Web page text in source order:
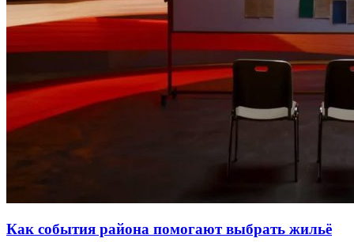
Как события района помогают выбрать жильё